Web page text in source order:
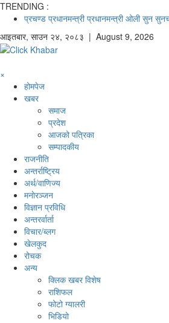
TRENDING :
प्रचण्ड प्रधानमन्त्री प्रधानमन्त्री ओली सुन
आइतबार, साउन २४, २०८३ | August 9, 2026
×
होमपेज
खबर
समाज
प्रदेश
आजको पत्रिका
सम्पादकीय
राजनीति
अन्तर्राष्ट्रिय
अर्थ/वाणिज्य
मनाेरञ्जन
विज्ञान प्रविधि
अन्तरर्वार्ता
विचार/ब्लग
खेलकुद
रोचक
अन्य
क्लिक खबर विशेष
राशिफल
फोटो ग्यालरी
भिडियो